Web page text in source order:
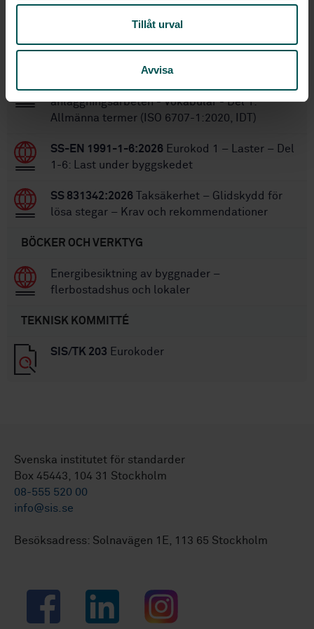
Tillåt urval
Avvisa
Inom samma område
STANDARDER
anläggningsarbeten - Vokabulär - Del 1:
Allmänna termer (ISO 6707-1:2020, IDT)
SS-EN 1991-1-6:2026 Eurokod 1 – Laster – Del
1-6: Last under byggskedet
SS 831342:2026 Taksäkerhet – Glidskydd för
lösa stegar – Krav och rekommendationer
BÖCKER OCH VERKTYG
Energibesiktning av byggnader –
flerbostadshus och lokaler
TEKNISK KOMMITTÉ
SIS/TK 203 Eurokoder
Svenska institutet för standarder
Box 45443, 104 31 Stockholm
08-555 520 00
info@sis.se
Besöksadress: Solnavägen 1E, 113 65 Stockholm
Facebook LinkedIn Instagram